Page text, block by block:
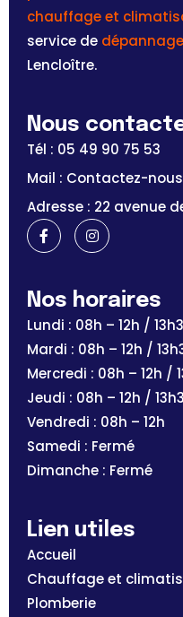
chauffage et
service de dépannage
Lencloître.
Nous
Tél : 05 49 90 75 53
Mail : Contactez-
Adresse : 22 avenue
Nos horaires
Lundi : 08h – 12h /
Mardi : 08h – 12h /
Mercredi : 08h – 12h /
Jeudi : 08h – 12h /
Vendredi : 08h – 12h
Samedi : Fermé
Dimanche : Fermé
Lien utiles
Accueil
Chauffage et
Plomberie